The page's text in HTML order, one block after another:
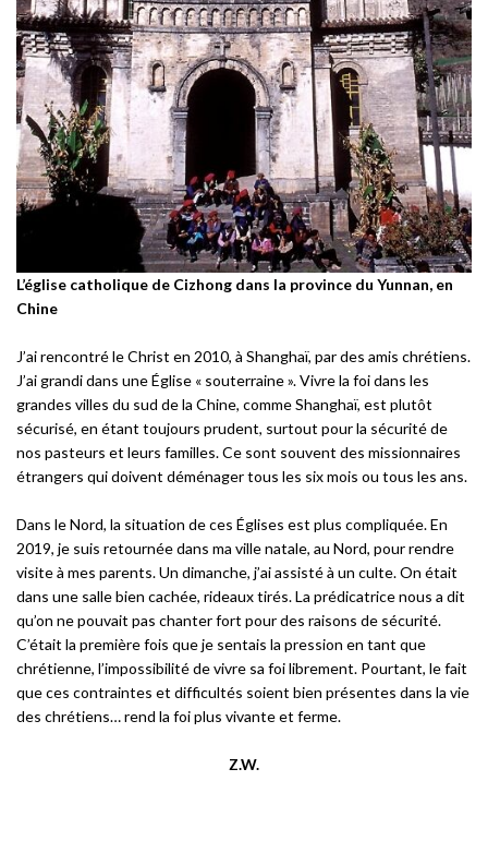
L’église catholique de Cizhong dans la province du Yunnan, en
Chine
J’ai rencontré le Christ en 2010, à Shanghaï, par des amis chrétiens.
J’ai grandi dans une Église « souterraine ». Vivre la foi dans les
grandes villes du sud de la Chine, comme Shanghaï, est plutôt
sécurisé, en étant toujours prudent, surtout pour la sécurité de
nos pasteurs et leurs familles. Ce sont souvent des missionnaires
étrangers qui doivent déménager tous les six mois ou tous les ans.
Dans le Nord, la situation de ces Églises est plus compliquée. En
2019, je suis retournée dans ma ville natale, au Nord, pour rendre
visite à mes parents. Un dimanche, j’ai assisté à un culte. On était
dans une salle bien cachée, rideaux tirés. La prédicatrice nous a dit
qu’on ne pouvait pas chanter fort pour des raisons de sécurité.
C’était la première fois que je sentais la pression en tant que
chrétienne, l’impossibilité de vivre sa foi librement. Pourtant, le fait
que ces contraintes et difficultés soient bien présentes dans la vie
des chrétiens… rend la foi plus vivante et ferme.
Z.W.